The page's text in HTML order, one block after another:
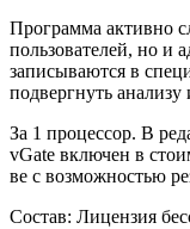
Программа активно
пользователей, но и
записываются в
подвергнуть анализу
За 1 процессор. В
vGate включен в
ве с возможностью
Состав: Лицензия